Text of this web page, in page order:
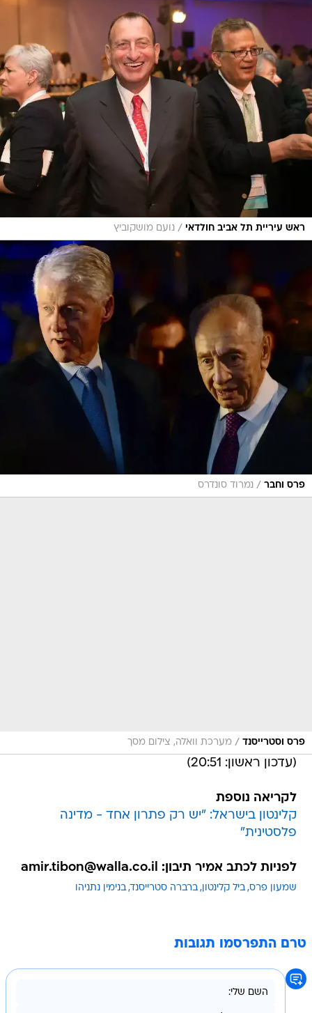
ראש עיריית תל אביב חולדאי / נועם מושקוביץ
פרס וחבר / נמרוד סונדרס
פרס וסטרייסנד / מערכת וואלה, צילום מסך
(עדכון ראשון: 20:51)
לקריאה נוספת
קלינטון בישראל: "יש רק פתרון אחד - מדינה
פלסטינית"
לפניות לכתב אמיר תיבון: amir.tibon@walla.co.il
שמעון פרס ביל קלינטון ברברה סטרייסנד בנימין נתניהו
טרם התפרסמו תגובות